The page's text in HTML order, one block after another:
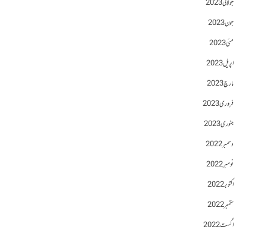
جولائی 2023
جون 2023
مئی 2023
اپریل 2023
مارچ 2023
فروری 2023
جنوری 2023
دسمبر 2022
نومبر 2022
اکتوبر 2022
ستمبر 2022
اگست 2022